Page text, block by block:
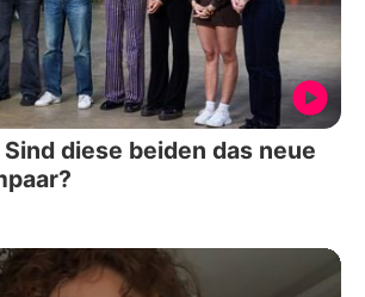
diese beiden das neue